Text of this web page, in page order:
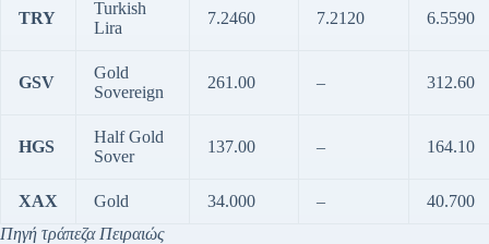
TRY
Turkish
Lira
7.2460 7.2120 6.5590
GSV
Gold
Sovereign
261.00 – 312.60
HGS
Half Gold
Sover
137.00 – 164.10
XAX Gold 34.000 –
40.700
Πηγή τράπεζα Πειραιώς